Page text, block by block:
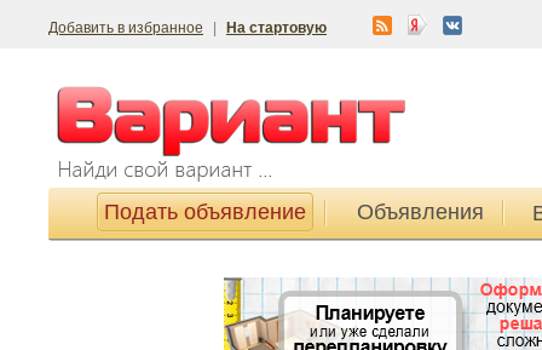
Добавить в избранное На стартовую
Подать объявление Объявления